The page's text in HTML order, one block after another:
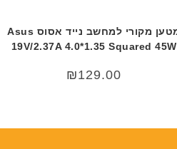
מטען מקורי למחשב נייד אסוס Asus
19V/2.37A 4.0*1.35 Squared 45W
₪129.00